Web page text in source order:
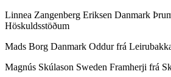
Linnea Zangenberg Eriksen Danmark
Höskuldsstöðum
Mads Borg Danmark Oddur frá
Magnús Skúlason Sweden Framherji frá